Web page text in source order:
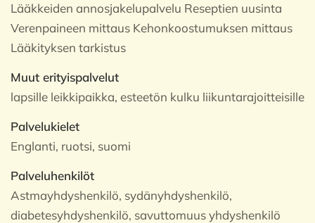
Lääkkeiden annosjakelupalvelu Reseptien uusinta
Verenpaineen mittaus Kehonkoostumuksen mittaus
Lääkityksen tarkistus
Muut erityispalvelut
lapsille leikkipaikka, esteetön kulku liikuntarajoitteisille
Palvelukielet
Englanti, ruotsi, suomi
Palveluhenkilöt
Astmayhdyshenkilö, sydänyhdyshenkilö,
diabetesyhdyshenkilö, savuttomuus yhdyshenkilö